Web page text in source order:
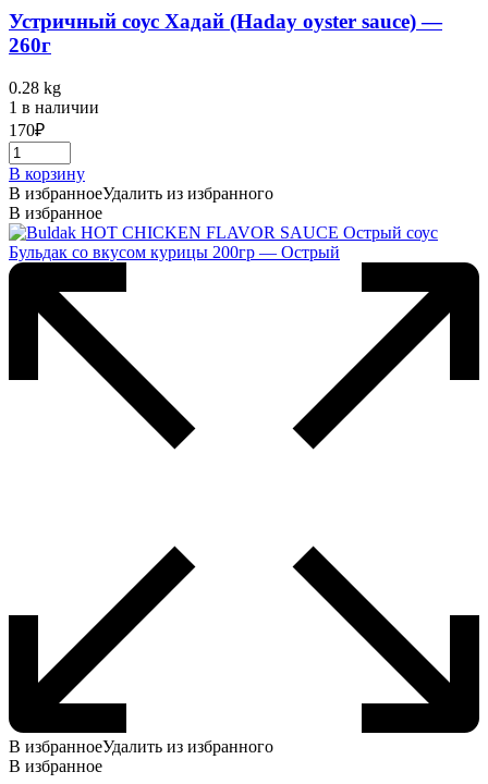
Устричный соус Хадай (Haday oyster sauce) —
260г
0.28 kg
1 в наличии
170₽
В корзину
В избранноеУдалить из избранного
В избранное
В избранноеУдалить из избранного
В избранное